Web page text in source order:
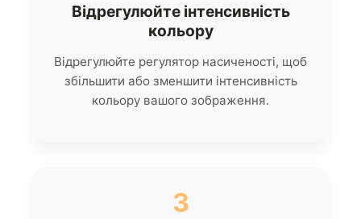
Відрегулюйте інтенсивність
кольору
Відрегулюйте регулятор насиченості, щоб
збільшити або зменшити інтенсивність
кольору вашого зображення.
3